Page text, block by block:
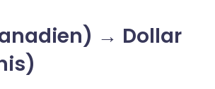
→ Dollar